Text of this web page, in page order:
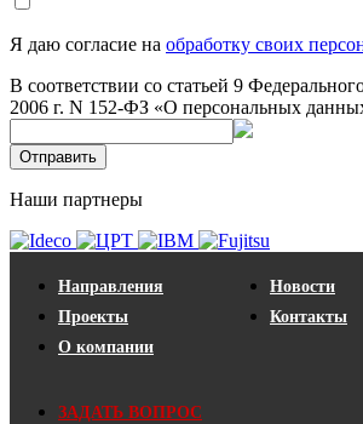
Я даю согласие на обработку своих
В соответствии со статьей 9
2006 г. N 152-ФЗ «О персональных
Отправить
Наши партнеры
Направления
Проекты
О компании
Новости
Контакты
ЗАДАТЬ ВОПРОС